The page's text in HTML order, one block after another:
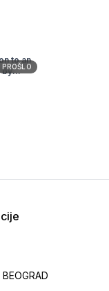
PROŠLO
to an
by